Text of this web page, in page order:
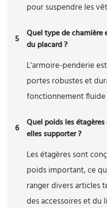
pour suspendre les
5
Quel type de
du placard ?
L'armoire-penderie
portes robustes et
fonctionnement
6
Quel poids les
elles supporter ?
Les étagères sont
poids important, ce
ranger divers articles
des accessoires et du